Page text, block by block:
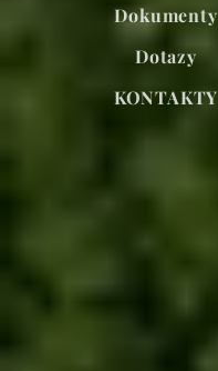
Dokumenty
Dotazy
KONTAKTY